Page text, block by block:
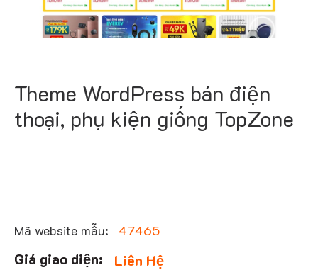
Theme WordPress bán điện
thoại, phụ kiện giống TopZone
Mã website mẫu: 47465
Liên Hệ